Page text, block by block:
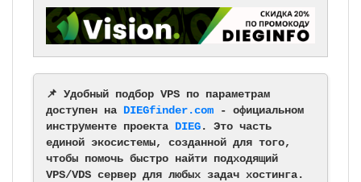
📌 Удобный подбор VPS по параметрам
доступен на DIEGfinder.com - официальном
инструменте проекта DIEG. Это часть
единой экосистемы, созданной для того,
чтобы помочь быстро найти подходящий
VPS/VDS сервер для любых задач хостинга.